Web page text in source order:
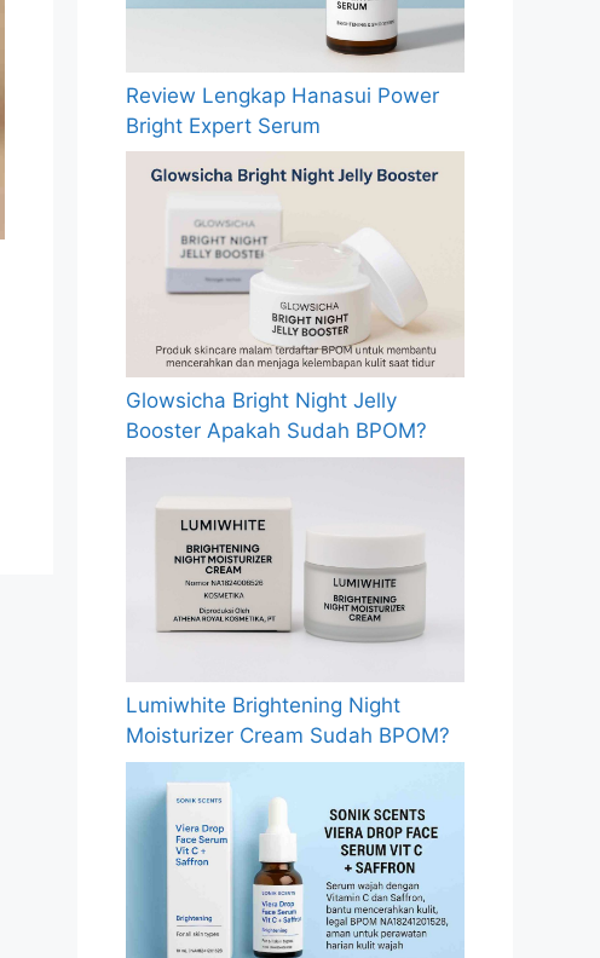
Review Lengkap Hanasui Power
Bright Expert Serum
Glowsicha Bright Night Jelly
Booster Apakah Sudah BPOM?
Lumiwhite Brightening Night
Moisturizer Cream Sudah BPOM?